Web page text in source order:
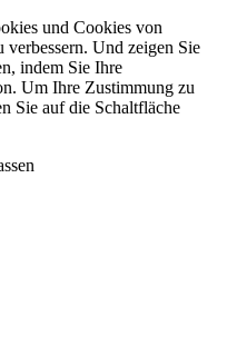
und Cookies von
Und zeigen Sie
indem Sie Ihre
Um Ihre Zustimmung zu
Sie auf die Schaltfläche